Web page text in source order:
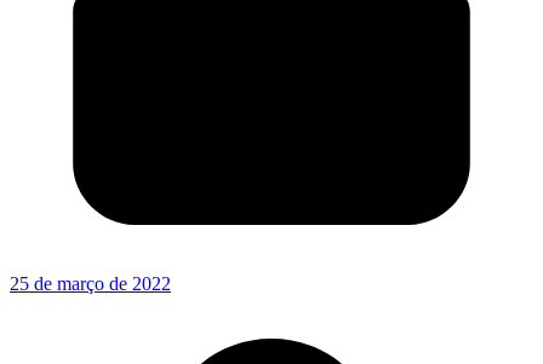
25 de março de 2022